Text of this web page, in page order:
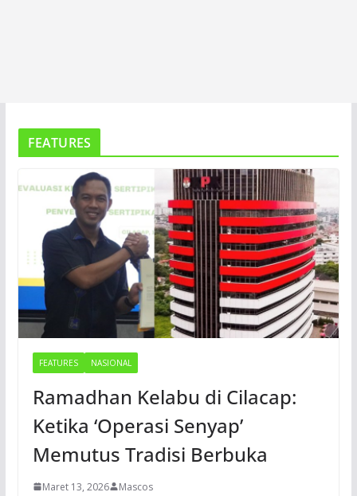
FEATURES
FEATURES NASIONAL
Ramadhan Kelabu di Cilacap:
Ketika ‘Operasi Senyap’
Memutus Tradisi Berbuka
Maret 13, 2026 Mascos